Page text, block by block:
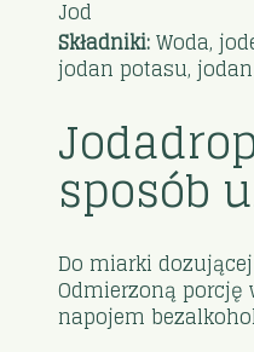
Jod
Składniki:Woda,
jodan potasu,
sposób
Do miarki
Odmierzoną
napojem